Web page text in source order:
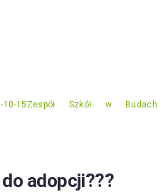
10-15 Zespół Szkół w Budach
adopcji???